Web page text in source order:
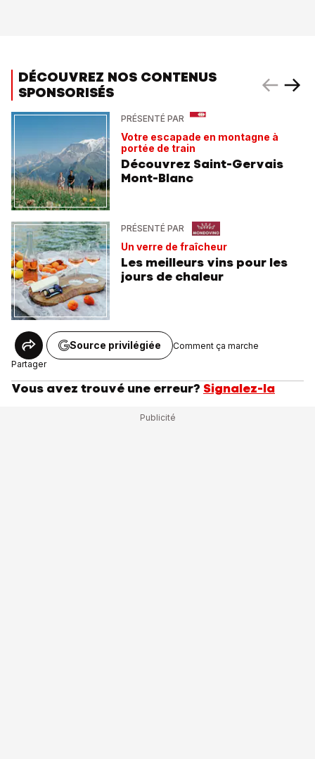
DÉCOUVREZ NOS CONTENUS
SPONSORISÉS
PRÉSENTÉ PAR
Votre escapade en montagne à
portée de train
Découvrez Saint-Gervais
Mont-Blanc
PRÉSENTÉ PAR
Un verre de fraîcheur
Les meilleurs vins pour les
jours de chaleur
Partager
Source privilégiée Comment ça marche
Vous avez trouvé une erreur? Signalez-la